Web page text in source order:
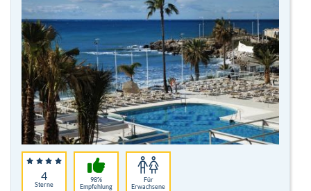
4
Sterne
98%
Empfehlung
Für
Erwachsene